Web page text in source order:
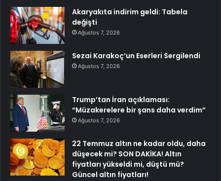
Akaryakıta indirim geldi: Tabela
değişti
Ağustos 7, 2026
Sezai Karakoç’un Eserleri Sergilendi
Ağustos 7, 2026
Trump’tan İran açıklaması:
“Müzakerelere bir şans daha verdim”
Ağustos 7, 2026
22 Temmuz altın ne kadar oldu, daha
düşecek mi? SON DAKİKA! Altın
fiyatları yükseldi mi, düştü mü?
Güncel altın fiyatları!